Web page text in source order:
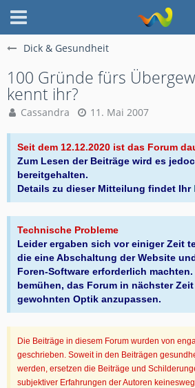
Dick & Gesundheit
100 Gründe fürs
kennt ihr?
Cassandra 11. Mai 2007
Seit dem 12.12.2020 ist das Forum
Zum Lesen der Beiträge wird es
bereitgehalten.
Details zu dieser Mitteilung findet Ihr
Technische Probleme
Leider ergaben sich vor einiger Zeit
die eine Abschaltung der Website
Foren-Software erforderlich
bemühen, das Forum in nächster
gewohnten Optik anzupassen.
Die Beiträge in diesem Forum wurden von
geschrieben. Soweit in den Beiträgen
werden, ersetzen die Beiträge und
subjektiver Erfahrungen der Autoren